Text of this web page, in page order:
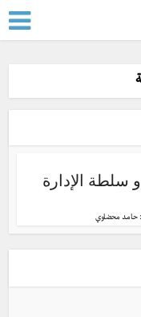
سلطة الإدارة
حامد محضاوي